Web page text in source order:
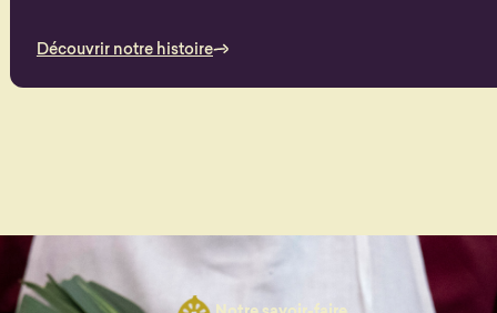
Découvrir notre histoire